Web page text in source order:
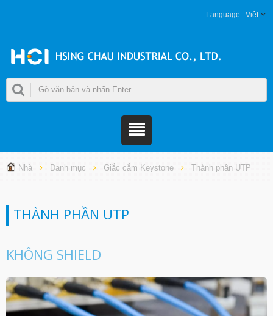
Việt
Nhà Danh mục Giắc cắm Keystone Thành phần UTP
THÀNH PHẦN UTP
KHÔNG SHIELD